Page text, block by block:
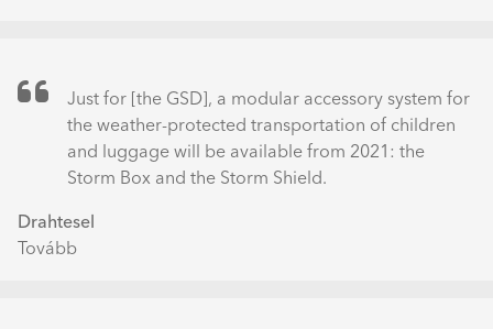
ÜBERSICHT)
Just for [the GSD], a modular accessory system for
the weather-protected transportation of children
and luggage will be available from 2021: the
Storm Box and the Storm Shield.
Drahtesel
Tovább